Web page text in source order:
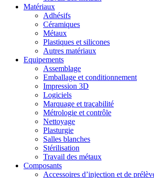
Matériaux
Adhésifs
Céramiques
Métaux
Plastiques et silicones
Autres matériaux
Equipements
Assemblage
Emballage et conditionnement
Impression 3D
Logiciels
Marquage et traçabilité
Métrologie et contrôle
Nettoyage
Plasturgie
Salles blanches
Stérilisation
Travail des métaux
Composants
Accessoires d’injection et de